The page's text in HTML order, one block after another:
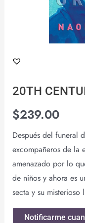
20TH
$239.00
Después del funeral
excompañeros de la
amenazado por lo
de niños y ahora es
secta y su misterioso
Notificarme